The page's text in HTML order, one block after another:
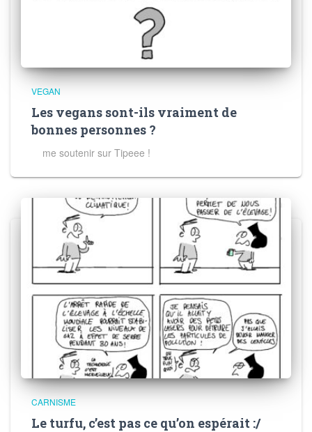
VEGAN
Les vegans sont-ils vraiment de
bonnes personnes ?
me soutenir sur Tipeee !
CARNISME
Le turfu, c’est pas ce qu’on espérait :/